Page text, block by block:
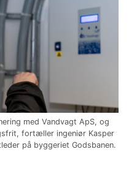
med Vandvagt ApS, og
fortæller ingeniør Kasper
på byggeriet Godsbanen.